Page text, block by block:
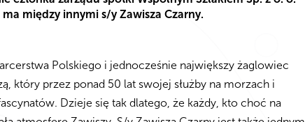
między innymi s/y Zawisza Czarny.
Polskiego i jednocześnie największy żaglowiec
który przez ponad 50 lat swojej służby na morzach i
Dzieje się tak dlatego, że każdy, kto choć na